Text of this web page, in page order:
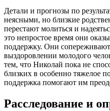
Детали и прогнозы по
неясными, но близкие
перестают молиться и
это непростое время они
поддержку. Они
выздоровлении молодого
тем, что Николай пока не
близких в особенно тяжелое
поддержка помогают им
Расследование и